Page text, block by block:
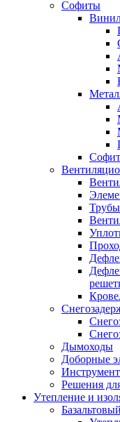
Софиты
Дымоходы
Доборные
Инструмент
Решения
Утепление и